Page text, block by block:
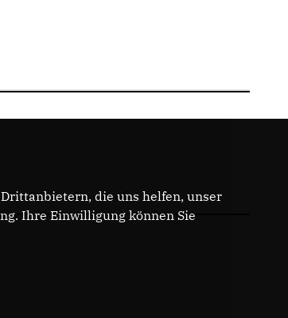
die uns helfen, unser
Ihre Einwilligung können Sie